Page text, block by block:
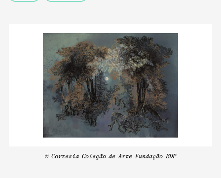
© Cortesia Coleção de Arte Fundação EDP